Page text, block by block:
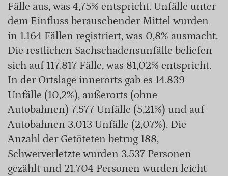
Fälle aus, was 4,75% entspricht. Unfälle unter
dem Einfluss berauschender Mittel wurden
in 1.164 Fällen registriert, was 0,8% ausmacht.
Die restlichen Sachschadensunfälle beliefen
sich auf 117.817 Fälle, was 81,02% entspricht.
In der Ortslage innerorts gab es 14.839
Unfälle (10,2%), außerorts (ohne
Autobahnen) 7.577 Unfälle (5,21%) und auf
Autobahnen 3.013 Unfälle (2,07%). Die
Anzahl der Getöteten betrug 188,
Schwerverletzte wurden 3.537 Personen
gezählt und 21.704 Personen wurden leicht